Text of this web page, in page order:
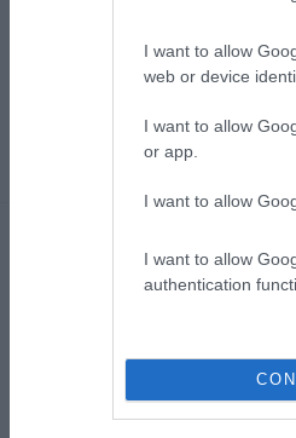
I want to allow
web or device
I want to allow
or app.
I want to allow
I want to allow
authentication
legjobb alapanyagokból. A
kitesznek magukért. A